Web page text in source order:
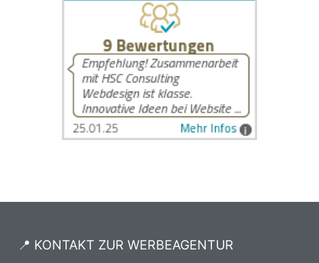
📍 KONTAKT ZUR WERBEAGENTUR